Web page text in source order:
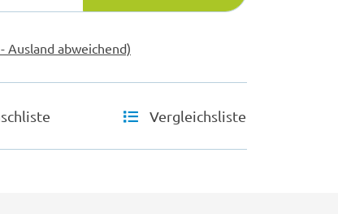
Ausland abweichend)
Vergleichsliste